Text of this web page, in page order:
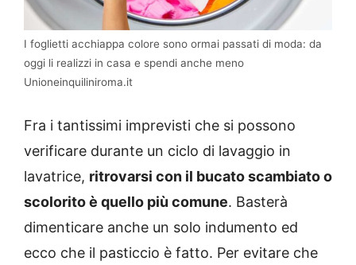
I foglietti acchiappa colore sono ormai passati di moda: da
oggi li realizzi in casa e spendi anche meno
Unioneinquiliniroma.it
Fra i tantissimi imprevisti che si possono
verificare durante un ciclo di lavaggio in
lavatrice, ritrovarsi con il bucato scambiato o
scolorito è quello più comune. Basterà
dimenticare anche un solo indumento ed
ecco che il pasticcio è fatto. Per evitare che